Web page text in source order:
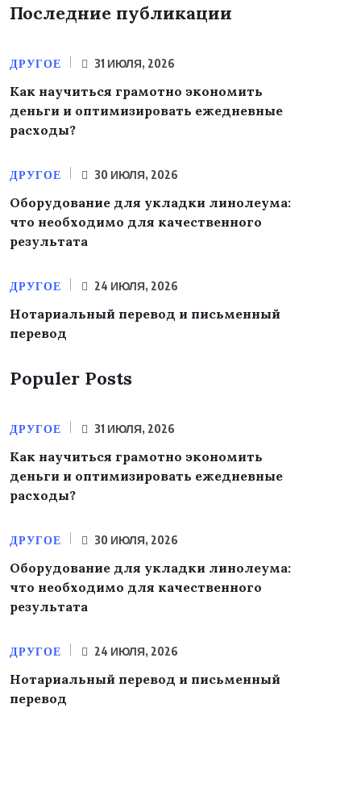
Последние публикации
ДРУГОЕ 31 ИЮЛЯ, 2026
Как научиться грамотно экономить
деньги и оптимизировать ежедневные
расходы?
ДРУГОЕ 30 ИЮЛЯ, 2026
Оборудование для укладки линолеума:
что необходимо для качественного
результата
ДРУГОЕ 24 ИЮЛЯ, 2026
Нотариальный перевод и письменный
перевод
Populer Posts
ДРУГОЕ 31 ИЮЛЯ, 2026
Как научиться грамотно экономить
деньги и оптимизировать ежедневные
расходы?
ДРУГОЕ 30 ИЮЛЯ, 2026
Оборудование для укладки линолеума:
что необходимо для качественного
результата
ДРУГОЕ 24 ИЮЛЯ, 2026
Нотариальный перевод и письменный
перевод